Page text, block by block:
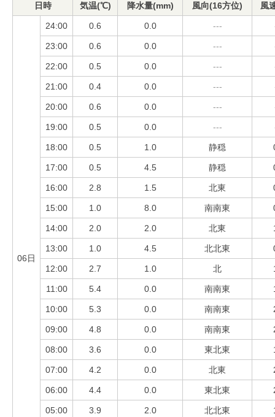
日時 気温(℃) 降水量(mm) 風向(16方位) 風
06日
24:00 0.6 0.0 ---
23:00 0.6 0.0 ---
22:00 0.5 0.0 ---
21:00 0.4 0.0 ---
20:00 0.6 0.0 ---
19:00 0.5 0.0 ---
18:00 0.5 1.0 静穏
17:00 0.5 4.5 静穏
16:00 2.8 1.5 北東
15:00 1.0 8.0 南南東
14:00 2.0 2.0 北東
13:00 1.0 4.5 北北東
12:00 2.7 1.0 北
11:00 5.4 0.0 南南東
10:00 5.3 0.0 南南東
09:00 4.8 0.0 南南東
08:00 3.6 0.0 東北東
07:00 4.2 0.0 北東
06:00 4.4 0.0 東北東
05:00 3.9 2.0 北北東